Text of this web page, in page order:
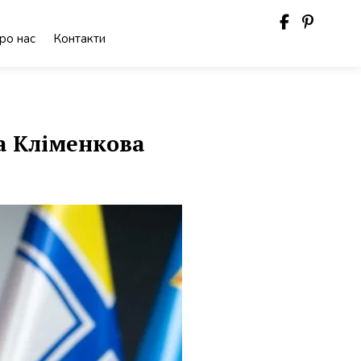
нас Контакти
Кліменкова